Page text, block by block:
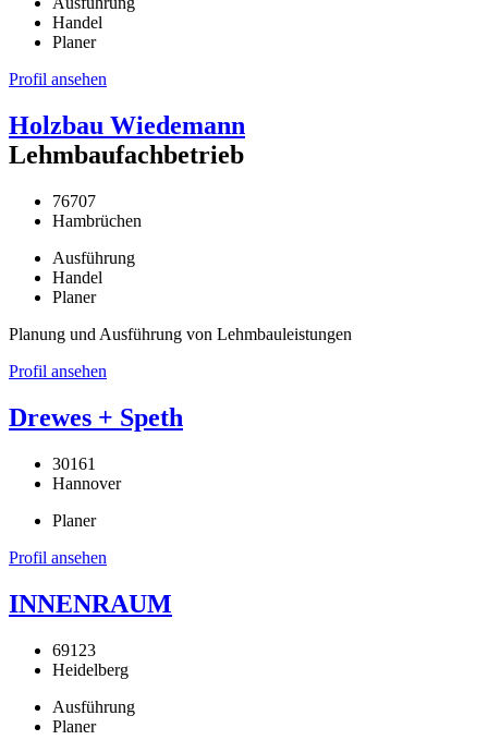
Handel
Planer
Profil ansehen
Holzbau Wiedemann
Lehmbaufachbetrieb
76707
Hambrüchen
Ausführung
Handel
Planer
Planung und Ausführung von Lehmbauleistungen
Profil ansehen
Drewes + Speth
30161
Hannover
Planer
Profil ansehen
INNENRAUM
69123
Heidelberg
Ausführung
Planer